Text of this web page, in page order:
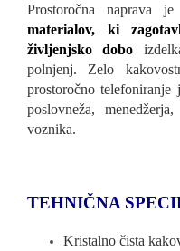
Prostoročna naprava
materialov, ki
življenjsko dobo
polnjenj. Zelo
prostoročno telefoniranje
poslovneža,
voznika.
TEHNIČNA
Kristalno čista